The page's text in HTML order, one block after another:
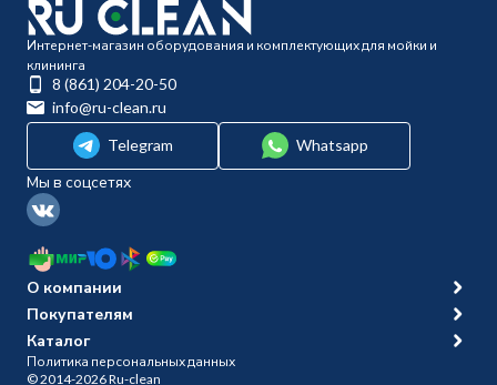
Интернет-магазин оборудования и комплектующих для мойки и
клининга
8 (861) 204-20-50
info@ru-clean.ru
Telegram
Whatsapp
Мы в соцсетях
О компании
Покупателям
Каталог
Политика персональных данных
© 2014-2026 Ru-clean